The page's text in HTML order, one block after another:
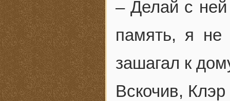
– Делай с
память, я не
зашагал к
Вскочив,